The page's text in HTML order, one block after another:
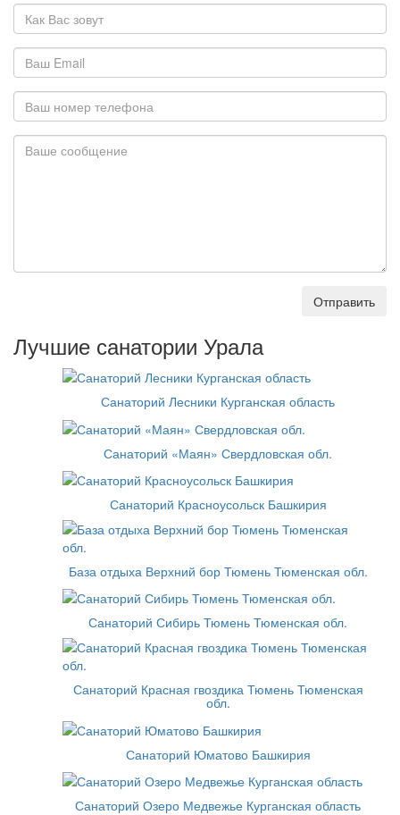
Отправить
Лучшие санатории Урала
Санаторий Лесники Курганская область
Санаторий «Маян» Свердловская обл.
Санаторий Красноусольск Башкирия
База отдыха Верхний бор Тюмень Тюменская обл.
Санаторий Сибирь Тюмень Тюменская обл.
Санаторий Красная гвоздика Тюмень Тюменская
обл.
Санаторий Юматово Башкирия
Санаторий Озеро Медвежье Курганская область